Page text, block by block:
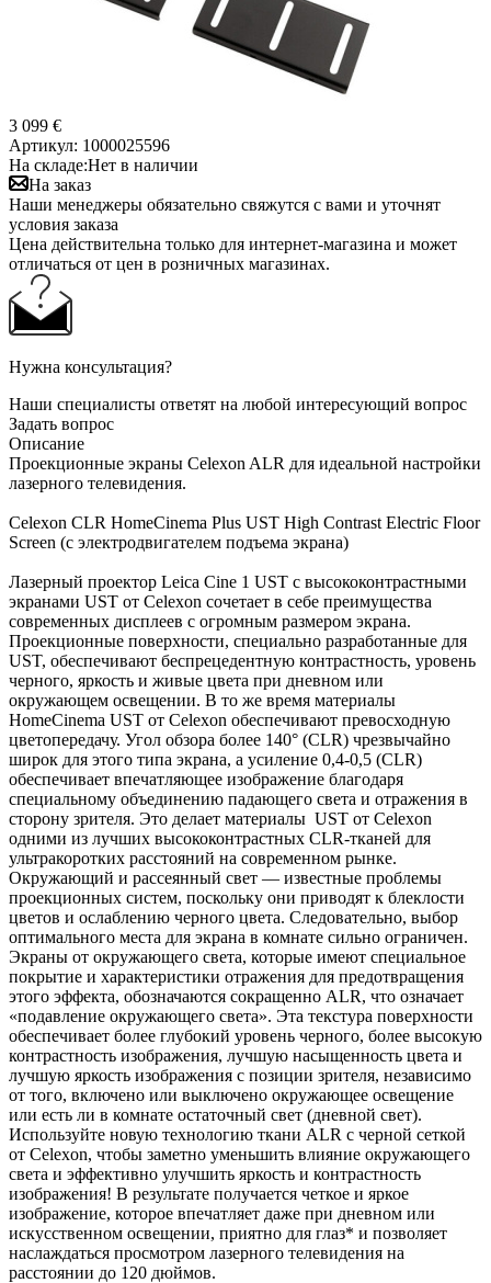
3 099 €
Артикул: 1000025596
На складе:Нет в наличии
На заказ
Наши менеджеры обязательно свяжутся с вами и уточнят
условия заказа
Цена действительна только для интернет-магазина и может
отличаться от цен в розничных магазинах.
Нужна консультация?
Наши специалисты ответят на любой интересующий вопрос
Задать вопрос
Описание
Проекционные экраны Celexon ALR для идеальной настройки
лазерного телевидения.
Сelexon CLR HomeCinema Plus UST High Contrast Electric Floor
Screen (с электродвигателем подъема экрана)
Лазерный проектор Leica Cine 1 UST с высококонтрастными
экранами UST от Celexon сочетает в себе преимущества
современных дисплеев с огромным размером экрана.
Проекционные поверхности, специально разработанные для
UST, обеспечивают беспрецедентную контрастность, уровень
черного, яркость и живые цвета при дневном или
окружающем освещении. В то же время материалы
HomeCinema UST от Celexon обеспечивают превосходную
цветопередачу. Угол обзора более 140° (CLR) чрезвычайно
широк для этого типа экрана, а усиление 0,4-0,5 (CLR)
обеспечивает впечатляющее изображение благодаря
специальному объединению падающего света и отражения в
сторону зрителя. Это делает материалы UST от Celexon
одними из лучших высококонтрастных CLR-тканей для
ультракоротких расстояний на современном рынке.
Окружающий и рассеянный свет — известные проблемы
проекционных систем, поскольку они приводят к блеклости
цветов и ослаблению черного цвета. Следовательно, выбор
оптимального места для экрана в комнате сильно ограничен.
Экраны от окружающего света, которые имеют специальное
покрытие и характеристики отражения для предотвращения
этого эффекта, обозначаются сокращенно ALR, что означает
«подавление окружающего света». Эта текстура поверхности
обеспечивает более глубокий уровень черного, более высокую
контрастность изображения, лучшую насыщенность цвета и
лучшую яркость изображения с позиции зрителя, независимо
от того, включено или выключено окружающее освещение
или есть ли в комнате остаточный свет (дневной свет).
Используйте новую технологию ткани ALR с черной сеткой
от Celexon, чтобы заметно уменьшить влияние окружающего
света и эффективно улучшить яркость и контрастность
изображения! В результате получается четкое и яркое
изображение, которое впечатляет даже при дневном или
искусственном освещении, приятно для глаз* и позволяет
наслаждаться просмотром лазерного телевидения на
расстоянии до 120 дюймов.